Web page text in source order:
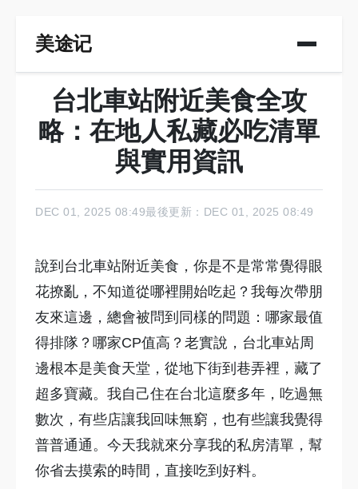
美途记
台北車站附近美食全攻
略：在地人私藏必吃清單
與實用資訊
DEC 01, 2025 08:49最後更新：DEC 01, 2025 08:49
說到台北車站附近美食，你是不是常常覺得眼
花撩亂，不知道從哪裡開始吃起？我每次帶朋
友來這邊，總會被問到同樣的問題：哪家最值
得排隊？哪家CP值高？老實說，台北車站周
邊根本是美食天堂，從地下街到巷弄裡，藏了
超多寶藏。我自己住在台北這麼多年，吃過無
數次，有些店讓我回味無窮，也有些讓我覺得
普普通通。今天我就來分享我的私房清單，幫
你省去摸索的時間，直接吃到好料。